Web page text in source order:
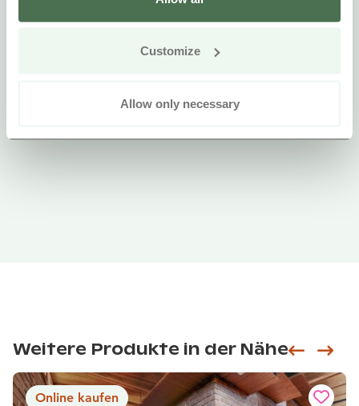
Customize
Allow only necessary
Weitere Produkte in der Nähe
Online kaufen
Siirry